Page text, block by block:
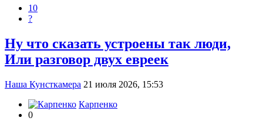
10
?
Ну что сказать устроены так люди,
Или разговор двух евреек
Наша Кунсткамера 21 июля 2026, 15:53
Карпенко
0